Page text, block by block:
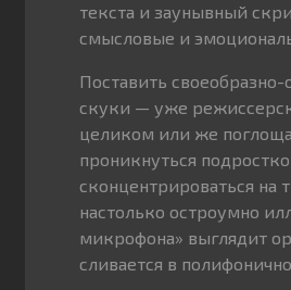
текста и заунывный
смысловые и
Поставить
скуки — уже
целиком или же
проникнуться
сконцентрироваться
настолько остроумно
микрофона» выглядит
сливается в